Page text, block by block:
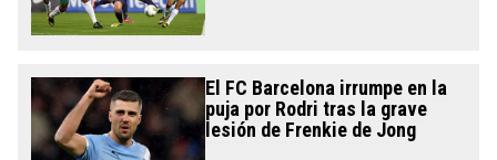
El FC Barcelona irrumpe en la
puja por Rodri tras la grave
lesión de Frenkie de Jong